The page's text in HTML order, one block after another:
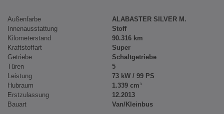
Außenfarbe
ALABASTER SILVER M.
Innenausstattung
Stoff
Kilometerstand
90.316 km
Kraftstoffart
Super
Getriebe
Schaltgetriebe
Türen
5
Leistung
73 kW / 99 PS
Hubraum
1.339 cm³
Erstzulassung
12.2013
Bauart
Van/Kleinbus